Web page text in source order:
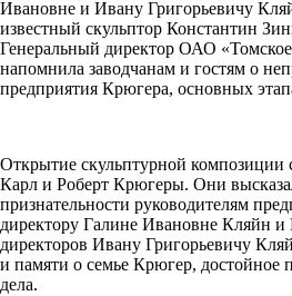
Ивановне и Ивану Григорьевичу
известный скульптор Константин
Генеральный директор ОАО
напомнила заводчанам и гостям о
предприятия Крюгера, основных
Открытие скульптурной композиции
Карл и Роберт Крюгеры. Они
признательности руководителям
директору Галине Ивановне Кляйн и
директоров Ивану Григорьевичу
и памяти о семье Крюгер, достойное
дела.